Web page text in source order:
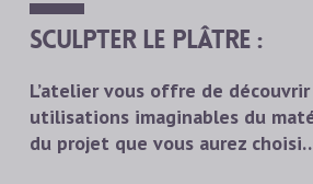
Sculpter le plâtre :
L’atelier vous offre de
utilisations imaginables du
du projet que vous aurez